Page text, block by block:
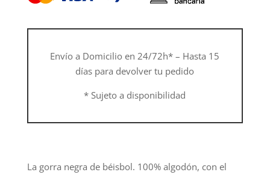
circular
Envío a Domicilio en 24/72h* – Hasta 15
días para devolver tu pedido
* Sujeto a disponibilidad
La gorra negra de béisbol. 100% algodón, con el